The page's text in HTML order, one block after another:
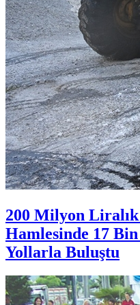
200 Milyon
Hamlesinde 17
Yollarla Buluştu